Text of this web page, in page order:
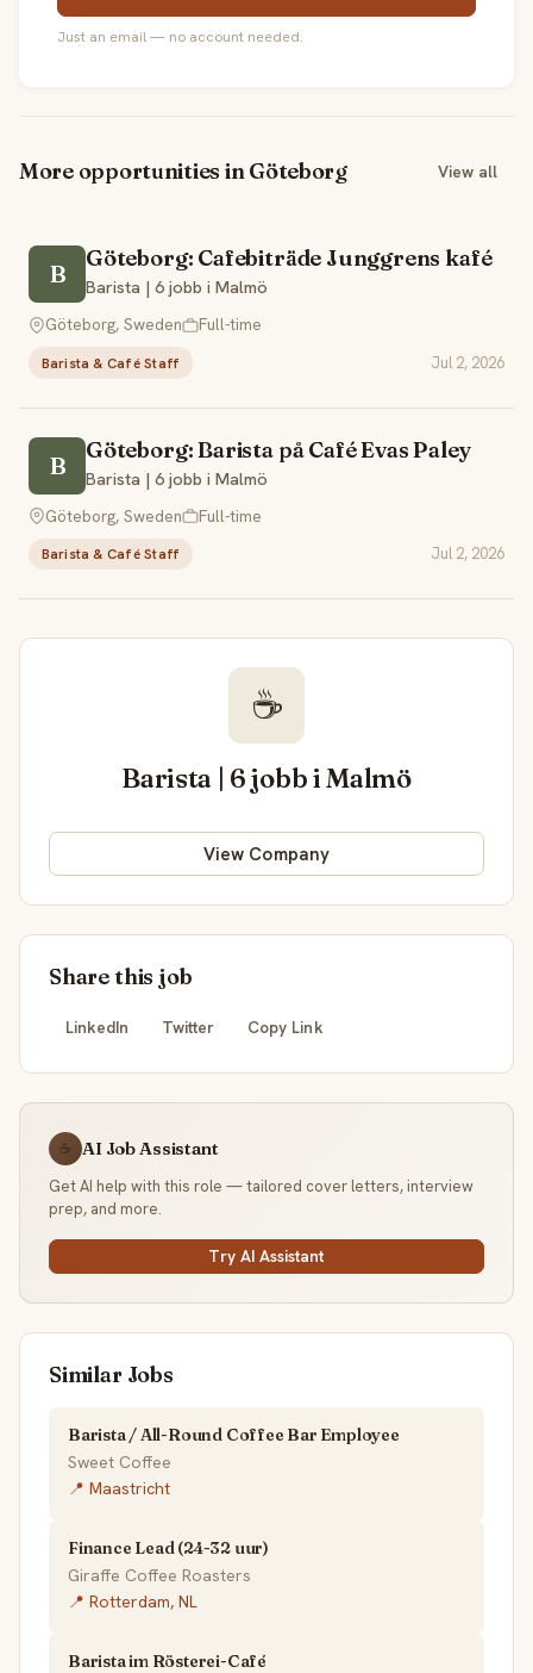
Just an email — no account needed.
More opportunities in Göteborg View all
B
Göteborg: Cafebiträde Junggrens kafé
Barista | 6 jobb i Malmö
Göteborg, Sweden
Full-time
Barista & Café Staff Jul 2, 2026
B
Göteborg: Barista på Café Evas Paley
Barista | 6 jobb i Malmö
Göteborg, Sweden
Full-time
Barista & Café Staff Jul 2, 2026
☕
Barista | 6 jobb i Malmö
View Company
Share this job
LinkedIn Twitter Copy Link
☕ AI Job Assistant
Get AI help with this role — tailored cover letters, interview
prep, and more.
Try AI Assistant
Similar Jobs
Barista / All-Round Coffee Bar Employee
Sweet Coffee
📍 Maastricht
Finance Lead (24-32 uur)
Giraffe Coffee Roasters
📍 Rotterdam, NL
Barista im Rösterei-Café